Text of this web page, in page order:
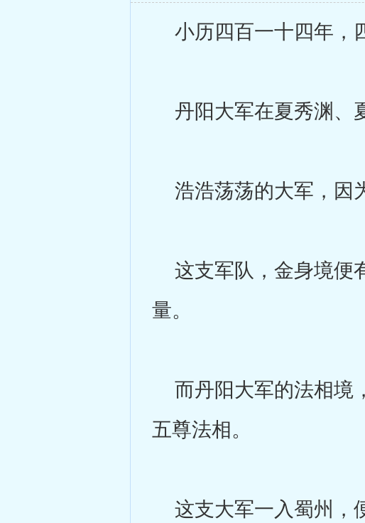
小历四百一十四年，
丹阳大军在夏秀渊、
浩浩荡荡的大军，因
这支军队，金身境便
量。
而丹阳大军的法相境
五尊法相。
这支大军一入蜀州，